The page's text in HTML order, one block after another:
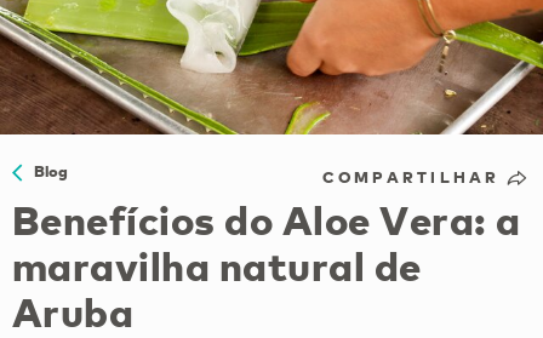
Blog COMPARTILHAR
Benefícios do Aloe Vera: a
maravilha natural de
Aruba